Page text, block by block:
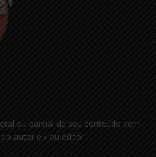
ou parcial de seu conteúdo sem
autor e / ou editor